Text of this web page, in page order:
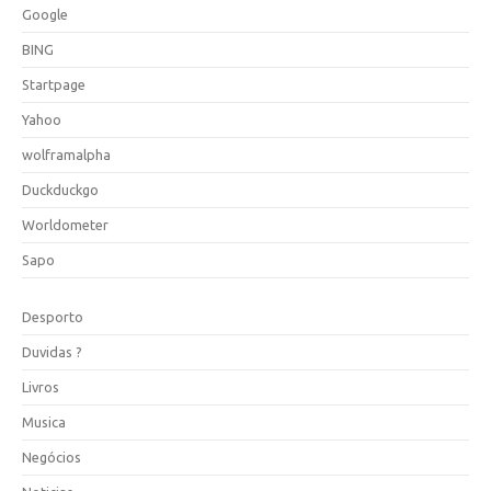
Google
BING
Startpage
Yahoo
wolframalpha
Duckduckgo
Worldometer
Sapo
Desporto
Duvidas ?
Livros
Musica
Negócios